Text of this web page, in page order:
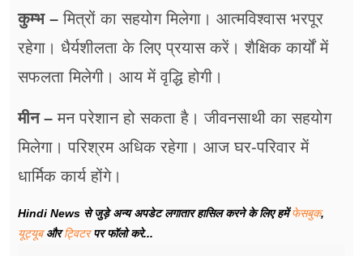
कुम्भ – मित्रों का सहयोग मिलेगा। आत्मविश्वास भरपूर
रहेगा। धैर्यशीलता के लिए प्रयास करें। शैक्षिक कार्यों में
सफलता मिलेगी। आय में वृद्धि होगी।
मीन – मन परेशान हो सकता है। जीवनसाथी का सहयोग
मिलेगा। परिश्रम अधिक रहेगा। आज घर-परिवार में
धार्मिक कार्य होंगे।
Hindi News से जुड़े अन्य अपडेट लगातार हासिल करने के लिए हमेंफेसबुक,
यूट्यूबऔरट्विटरपर फॉलो करे...